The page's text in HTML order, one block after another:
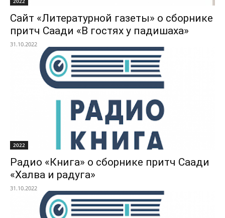
Сайт «Литературной газеты» о сборнике
притч Саади «В гостях у падишаха»
31.10.2022
2022
Радио «Книга» о сборнике притч Саади
«Халва и радуга»
31.10.2022